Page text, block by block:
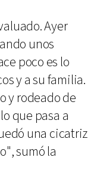
Ayer
unos
poco es lo
y a su familia.
y rodeado de
que pasa a
una cicatriz
sumó la